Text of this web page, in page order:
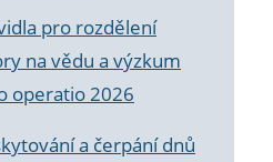
pro rozdělení
na vědu a výzkum
operatio 2026
a čerpání dnů